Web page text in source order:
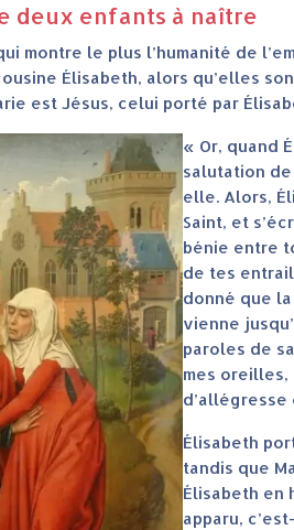
deux enfants à naître
montre le plus l’humanité de
Élisabeth, alors qu’elles
est Jésus, celui porté par
« Or, quand
salutation
elle. Alors,
Saint, et
bénie entre
de tes
donné que
vienne
paroles de
mes oreilles,
d’allégresse
Élisabeth
tandis que
Élisabeth en
apparu,